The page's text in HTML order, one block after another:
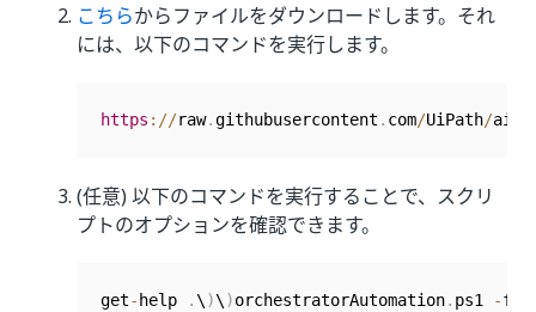
こちらからファイルをダウンロードします。それ
には、以下のコマンドを実行します。
https : //raw.githubusercontent . com/UiPath/ai
(任意) 以下のコマンドを実行することで、スクリ
プトのオプションを確認できます。
get- help .\ )\ )orchestratorAutomation. ps1 -